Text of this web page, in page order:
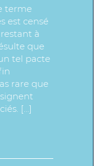
terme
est censé
à
que
tel pacte
rare que
signent
[…]